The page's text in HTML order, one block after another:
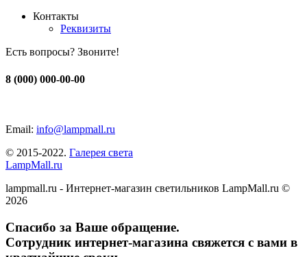
Контакты
Реквизиты
Есть вопросы? Звоните!
8 (000) 000-00-00
Email: info@lampmall.ru
© 2015-2022. Галерея света
LampMall.ru
lampmall.ru - Интернет-магазин светильников LampMall.ru ©
2026
Спасибо за Ваше обращение.
Сотрудник интернет-магазина свяжется с вами в